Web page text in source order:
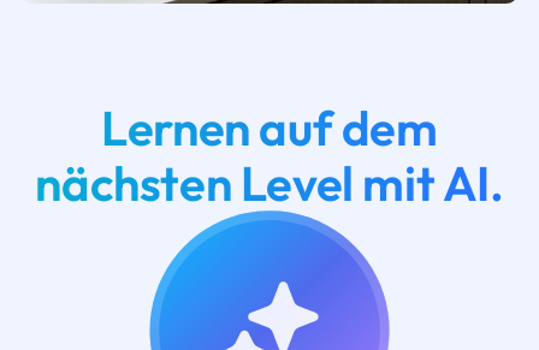
Lernen auf dem
nächsten Level mit AI.